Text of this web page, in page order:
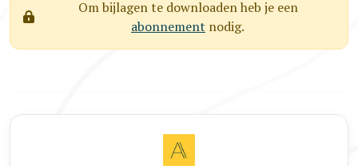
Om bijlagen te downloaden heb je een
abonnement nodig.